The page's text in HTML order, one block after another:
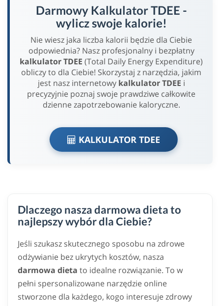
Darmowy Kalkulator TDEE -
wylicz swoje kalorie!
Nie wiesz jaka liczba kalorii będzie dla Ciebie
odpowiednia? Nasz profesjonalny i bezpłatny
kalkulator TDEE (Total Daily Energy Expenditure)
obliczy to dla Ciebie! Skorzystaj z narzędzia, jakim
jest nasz internetowy kalkulator TDEE i
precyzyjnie poznaj swoje prawdziwe całkowite
dzienne zapotrzebowanie kaloryczne.
KALKULATOR TDEE
Dlaczego nasza darmowa dieta to
najlepszy wybór dla Ciebie?
Jeśli szukasz skutecznego sposobu na zdrowe
odżywianie bez ukrytych kosztów, nasza
darmowa dieta to idealne rozwiązanie. To w
pełni spersonalizowane narzędzie online
stworzone dla każdego, kogo interesuje zdrowy